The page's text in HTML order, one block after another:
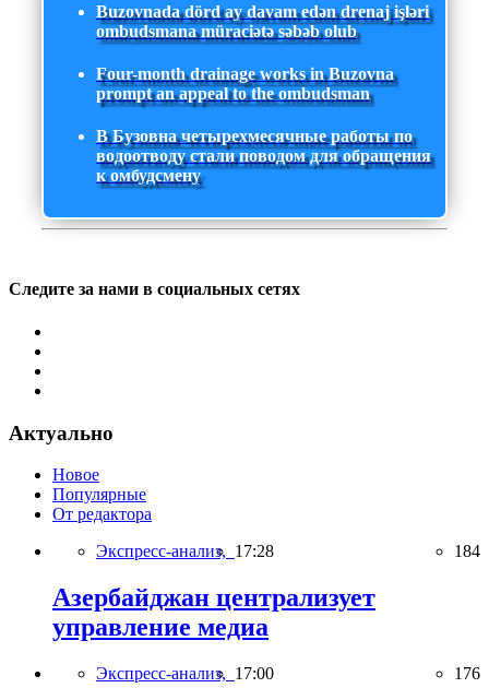
Buzovnada dörd ay davam edən drenaj işləri
ombudsmana müraciətə səbəb olub
Four-month drainage works in Buzovna
prompt an appeal to the ombudsman
В Бузовна четырехмесячные работы по
водоотводу стали поводом для обращения
к омбудсмену
Следите за нами в социальных сетях
Актуально
Новое
Популярные
От редактора
Экспресс-анализ, 17:28 184
Азербайджан централизует
управление медиа
Экспресс-анализ, 17:00 176